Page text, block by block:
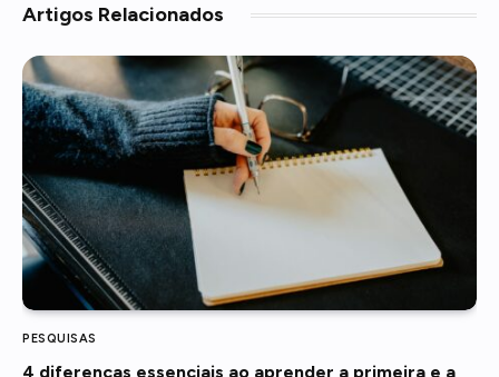
Artigos Relacionados
PESQUISAS
4 diferenças essenciais ao aprender a primeira e a